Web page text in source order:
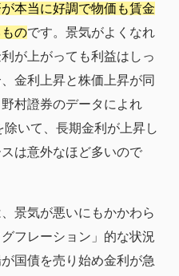
本当に好調で物価も賃金
のです。景気がよくなれ
が上がっても利益はしっ
金利上昇と株価上昇が同
村證券のデータによれ
いて、長期金利が上昇し
は意外なほど多いので
景気が悪いにもかかわら
フレーション」的な状況
国債を売り始め金利が急